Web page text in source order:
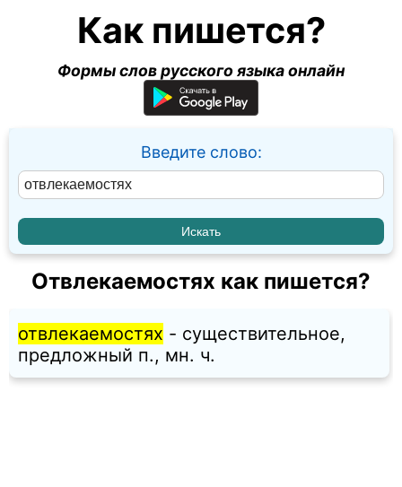
Как пишется?
Формы слов русского языка онлайн
Введите слово:
Отвлекаемостях как пишется?
отвлекаемостях - существительное,
предложный п., мн. ч.